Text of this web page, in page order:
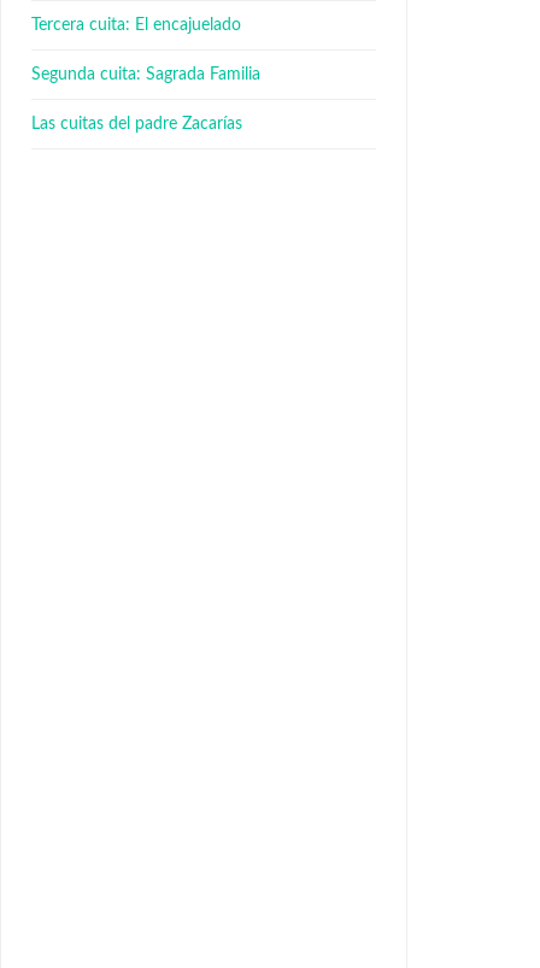
Tercera cuita: El encajuelado
Segunda cuita: Sagrada Familia
Las cuitas del padre Zacarías